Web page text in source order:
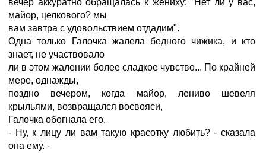
вечер аккуратно обращалась к жениху: "Нет ли у вас,
майор, целкового? мы
вам завтра с удовольствием отдадим".
Одна только Галочка жалела бедного чижика, и кто
знает, не участвовало
ли в этом жалении более сладкое чувство... По крайней
мере, однажды,
поздно вечером, когда майор, лениво шевеля
крыльями, возвращался восвояси,
Галочка обогнала его.
- Ну, к лицу ли вам такую красотку любить? - сказала
она ему. -